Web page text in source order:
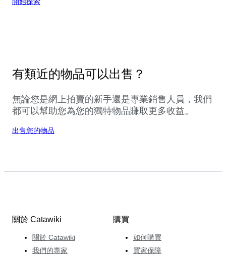
有類近的物品可以出售？
無論您是網上拍賣的新手還是專業銷售人員，我們
都可以幫助您為您的獨特物品賺取更多收益。
出售您的物品
關於 Catawiki
關於 Catawiki
我們的專家
購買
如何購買
買家保障